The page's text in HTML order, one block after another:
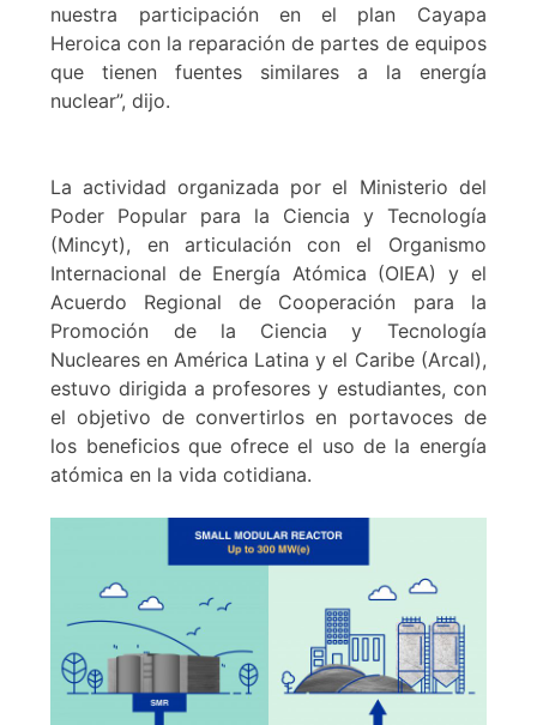
nuestra participación en el plan Cayapa
Heroica con la reparación de partes de equipos
que tienen fuentes similares a la energía
nuclear”, dijo.
La actividad organizada por el Ministerio del
Poder Popular para la Ciencia y Tecnología
(Mincyt), en articulación con el Organismo
Internacional de Energía Atómica (OIEA) y el
Acuerdo Regional de Cooperación para la
Promoción de la Ciencia y Tecnología
Nucleares en América Latina y el Caribe (Arcal),
estuvo dirigida a profesores y estudiantes, con
el objetivo de convertirlos en portavoces de
los beneficios que ofrece el uso de la energía
atómica en la vida cotidiana.